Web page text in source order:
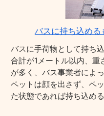
バスに持ち込め
バスに手荷物として持ち
合計が1メートル以内、重
が多く、バス事業者によ
ペットは顔を出さず、ペ
た状態であれば持ち込め